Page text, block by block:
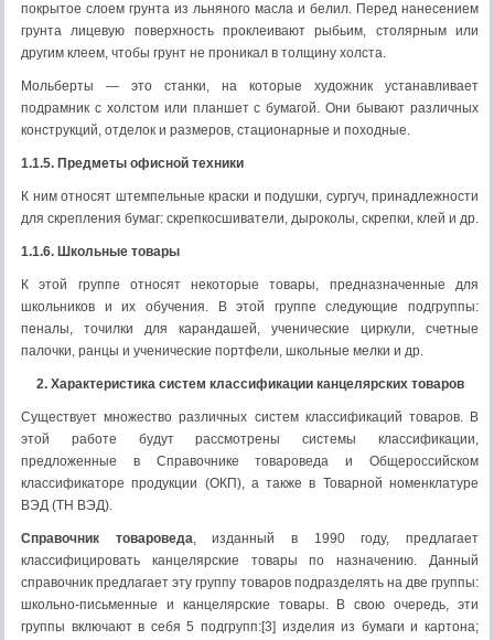
покрытое слоем грунта из льняного масла и белил. Пе­ред нанесением
грунта лицевую поверхность проклеивают рыбьим, столярным или
другим клеем, чтобы грунт не проникал в толщину холста.
Мольберты — это станки, на которые художник устанавли­вает
подрамник с холстом или планшет с бумагой. Они бывают различных
конструкций, отделок и размеров, стационарные и походные.
1.1.5. Предметы офисной техники
К ним относят штемпельные краски и подушки, сургуч, принадлежности
для скрепления бумаг: скрепкосшиватели, ды­роколы, скрепки, клей и др.
1.1.6. Школьные товары
К этой группе относят некоторые товары, предназначенные для
школьников и их обучения. В этой группе следующие подгруппы:
пеналы, точилки для ка­рандашей, ученические циркули, счетные
палочки, ранцы и уче­нические портфели, школьные мелки и др.
2. Характеристика систем классификации канцелярских товаров
Существует множество различных систем классификаций товаров. В
этой работе будут рассмотрены системы классификации,
предложенные в Справочнике товароведа и Общероссийском
классификаторе продукции (ОКП), а также в Товарной номенклатуре
ВЭД (ТН ВЭД).
Справочник товароведа, изданный в 1990 году, предлагает
классифицировать канцелярские товары по назначению. Данный
справочник предлагает эту группу товаров подразделять на две группы:
школьно-письменные и канцелярские товары. В свою очередь, эти
группы включают в себя 5 подгрупп:[3] изделия из бумаги и картона;